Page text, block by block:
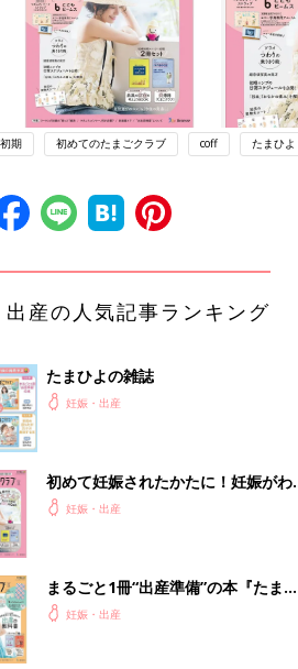
期 初めてのたまごクラブ coff たまひよ
出産の人気記事ランキング
たまひよの雑誌
妊娠・出産
初めて妊娠されたかたに！妊娠がわ
ったら最初に読む本『初めてのたまご
妊娠・出産
まるごと1冊“出産準備”の本『たまご
クラブ 夏号』〈スペシャル大特集〉
妊娠・出産